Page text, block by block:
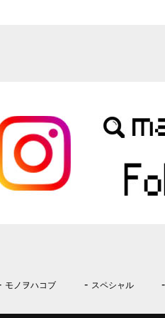
モノヲハコブ スペシャル